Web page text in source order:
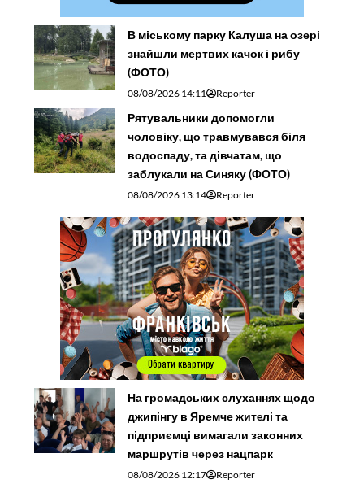
В міському парку Калуша на озері
знайшли мертвих качок і рибу
(ФОТО)
08/08/2026 14:11 Reporter
Рятувальники допомогли
чоловіку, що травмувався біля
водоспаду, та дівчатам, що
заблукали на Синяку (ФОТО)
08/08/2026 13:14 Reporter
На громадських слуханнях щодо
джипінгу в Яремче житeлі та
підприємці вимагали законних
маршрутів через нацпарк
08/08/2026 12:17 Reporter